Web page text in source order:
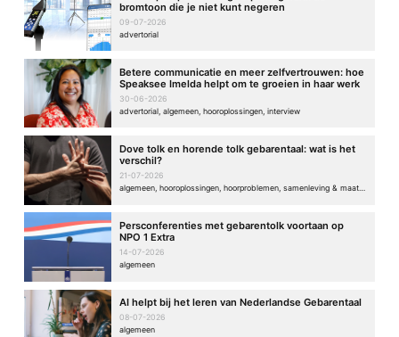
bromtoon die je niet kunt negeren
09-07-2026
advertorial
Betere communicatie en meer zelfvertrouwen: hoe
Speaksee Imelda helpt om te groeien in haar werk
30-06-2026
advertorial, algemeen, hooroplossingen, interview
Dove tolk en horende tolk gebarentaal: wat is het
verschil?
21-07-2026
algemeen, hooroplossingen, hoorproblemen, samenleving & maatschappij
Persconferenties met gebarentolk voortaan op
NPO 1 Extra
14-07-2026
algemeen
AI helpt bij het leren van Nederlandse Gebarentaal
08-07-2026
algemeen